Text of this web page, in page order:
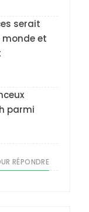
serait
monde et
parmi
RÉPONDRE
plus
contre